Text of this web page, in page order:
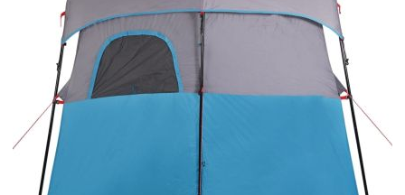
Общи размери: 256 x 136 x 225 см (Д x Ш x
В)
Размери на опаковката: 58,5 x 21,5 x 21,5
см (Д x Ш x В)
Тегло: 7,6 кг